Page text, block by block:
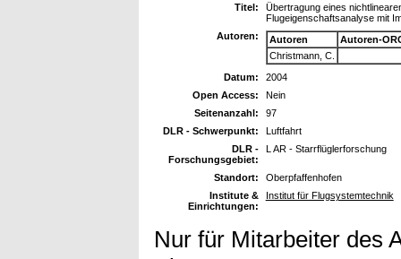
Titel:
Übertragung eines
Flugeigenschaftsanalyse mit
Autoren:
Autoren
Autoren-
Christmann, C.
Datum:
2004
Open Access:
Nein
Seitenanzahl:
97
DLR - Schwerpunkt:
Luftfahrt
DLR -
Forschungsgebiet:
L AR - Starrflüglerforschung
Standort:
Oberpfaffenhofen
Institute &
Einrichtungen:
Institut für Flugsystemtechnik
Nur für Mitarbeiter des